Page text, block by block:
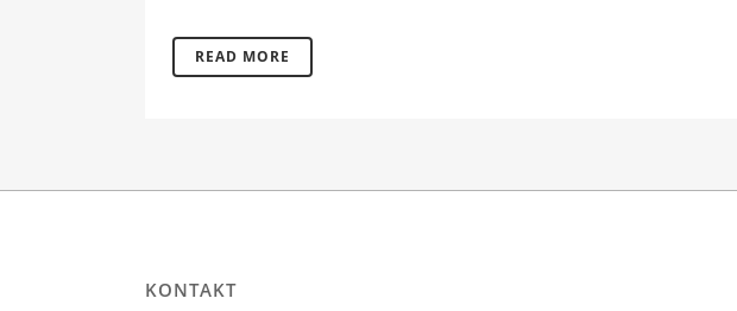
READ MORE
KONTAKT